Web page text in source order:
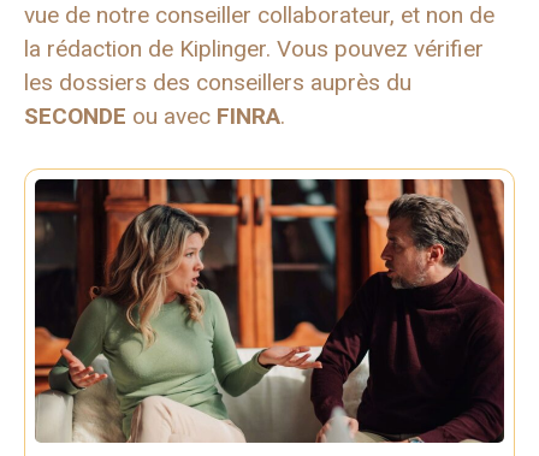
vue de notre conseiller collaborateur, et non de
la rédaction de Kiplinger. Vous pouvez vérifier
les dossiers des conseillers auprès du
SECONDE ou avec FINRA.